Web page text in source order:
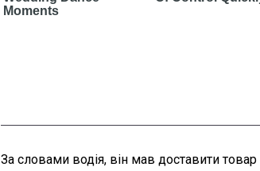
За словами водія, він мав доставити